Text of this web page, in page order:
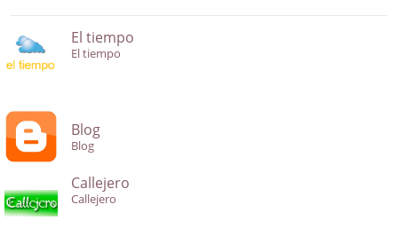
El tiempo
El tiempo
Blog
Blog
Callejero
Callejero